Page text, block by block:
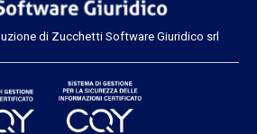
di Zucchetti Software Giuridico srl